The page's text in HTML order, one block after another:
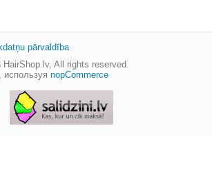
HairShop.lv, All rights reserved.
используя nopCommerce
pārvaldība